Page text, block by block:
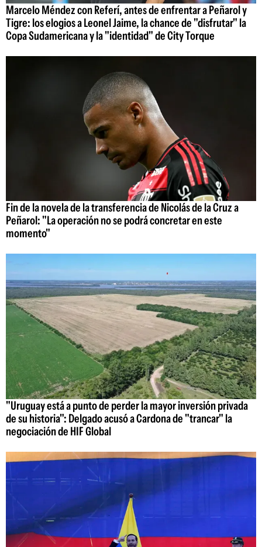
Marcelo Méndez con Referí, antes de enfrentar a Peñarol y
Tigre: los elogios a Leonel Jaime, la chance de "disfrutar" la
Copa Sudamericana y la "identidad" de City Torque
Fin de la novela de la transferencia de Nicolás de la Cruz a
Peñarol: "La operación no se podrá concretar en este
momento"
"Uruguay está a punto de perder la mayor inversión privada
de su historia": Delgado acusó a Cardona de "trancar" la
negociación de HIF Global